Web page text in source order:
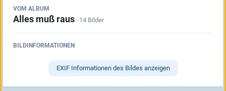
VOM ALBUM
Alles muß raus · 14 Bilder
BILDINFORMATIONEN
EXIF Informationen des Bildes anzeigen